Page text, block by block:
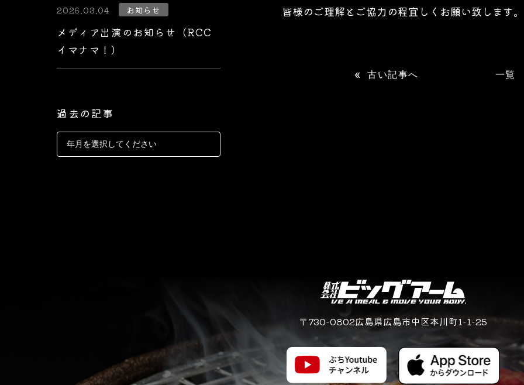
皆様のご理解とご協力の程宜しくお願い致します。
« 古い記事へ 一覧
2026.03.04 お知らせ
メディア出演のお知らせ（RCC
イマナマ！）
過去の記事
〒730-0802広島県広島市中区本川町1-1-25